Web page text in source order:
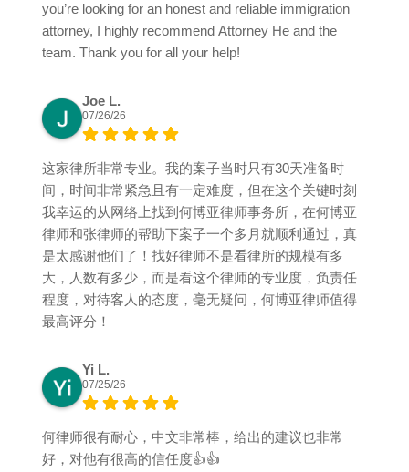
you’re looking for an honest and reliable immigration
attorney, I highly recommend Attorney He and the
team. Thank you for all your help!
Joe L.
07/26/26
这家律所非常专业。我的案子当时只有30天准备时
间，时间非常紧急且有一定难度，但在这个关键时刻
我幸运的从网络上找到何博亚律师事务所，在何博亚
律师和张律师的帮助下案子一个多月就顺利通过，真
是太感谢他们了！找好律师不是看律所的规模有多
大，人数有多少，而是看这个律师的专业度，负责任
程度，对待客人的态度，毫无疑问，何博亚律师值得
最高评分！
Yi L.
07/25/26
何律师很有耐心，中文非常棒，给出的建议也非常
好，对他有很高的信任度👍👍